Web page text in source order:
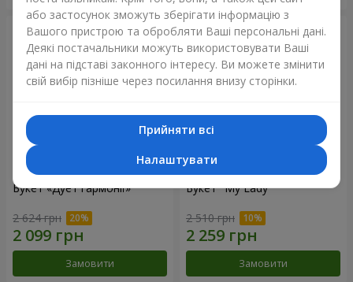
Букет «Дует гармонії»
2 624 грн
Замовити
Букет "My Lady"
2 510 грн
Замовити
або застосунок зможуть зберігати інформацію з
Вашого пристрою та обробляти Ваші персональні дані.
Деякі постачальники можуть використовувати Ваші
дані на підставі законного інтересу. Ви можете змінити
свій вибір пізніше через посилання внизу сторінки.
Прийняти всі
Налаштувати